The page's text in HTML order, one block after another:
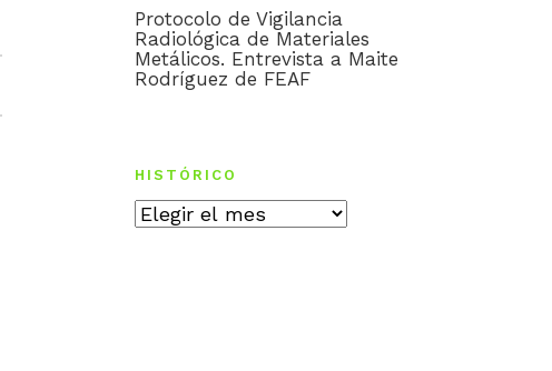
Protocolo de Vigilancia
Radiológica de Materiales
Metálicos. Entrevista a Maite
Rodríguez de FEAF
HISTÓRICO
Histórico